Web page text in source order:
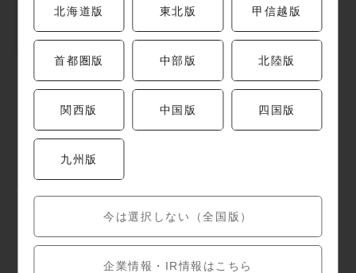
北海道版 東北版 甲信越版
首都圏版 中部版 北陸版
関西版 中国版 四国版
九州版
今は選択しない（全国版）
企業情報・IR情報はこちら
はじめてばこへ参
別懐石とランチ
店舗情報
住所